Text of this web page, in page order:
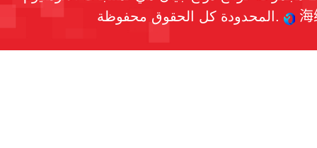
المحدودة كل الحقوق محفوظة.
海